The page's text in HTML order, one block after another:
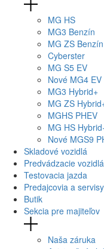
MG HS
MG3 Benzín
MG ZS Benzín
Cyberster
MG S5 EV
Nové MG4
MG3 Hybrid+
MG ZS
MGHS PHEV
MG HS
Nové MGS9
Skladové vozidlá
Predvádzacie vozidlá
Testovacia jazda
Predajcovia a servisy
Butik
Sekcia pre majiteľov
Naša záruka